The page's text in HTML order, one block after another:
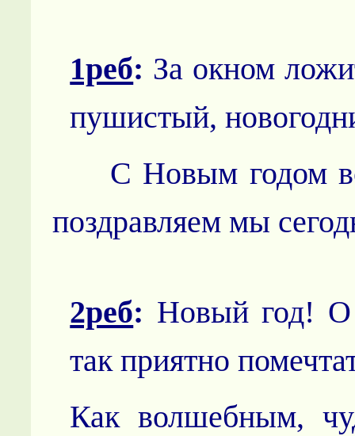
1реб: За окном
пушистый,
С Новым годом
поздравляем мы
2реб: Новый год!
так приятно
Как волшебным,